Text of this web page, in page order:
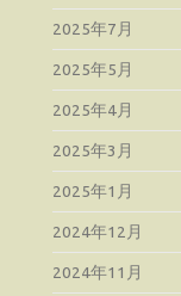
2025年7月
2025年5月
2025年4月
2025年3月
2025年1月
2024年12月
2024年11月